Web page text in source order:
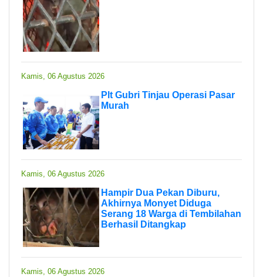
Kamis, 06 Agustus 2026
Plt Gubri Tinjau Operasi Pasar
Murah
Kamis, 06 Agustus 2026
Hampir Dua Pekan Diburu,
Akhirnya Monyet Diduga
Serang 18 Warga di Tembilahan
Berhasil Ditangkap
Kamis, 06 Agustus 2026